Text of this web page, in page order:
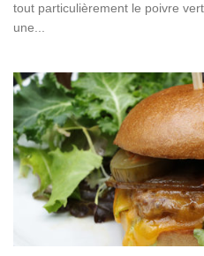
tout particulièrement le poivre
une...